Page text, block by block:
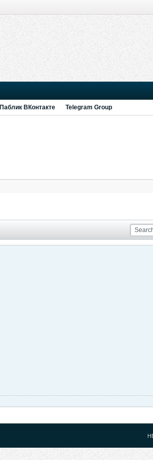
Паблик ВКонтакте Telegram Group